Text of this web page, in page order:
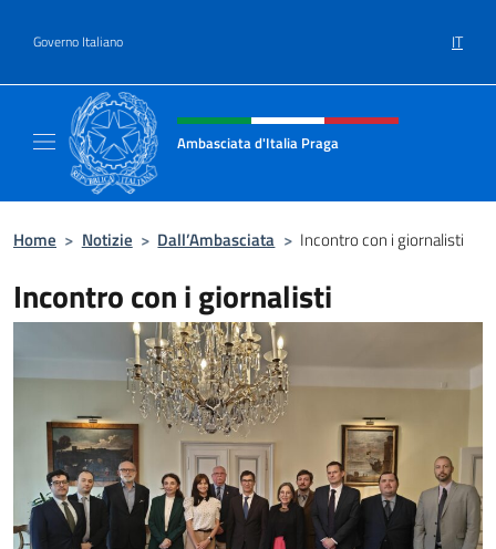
Governo Italiano IT
Intestazione sito, social e menù
Ambasciata d'Italia Praga
Home > Notizie > Dall’Ambasciata > Incontro con i giornalisti
Incontro con i giornalisti